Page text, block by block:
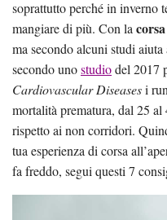
soprattutto perché in inverno
mangiare di più. Con la
ma secondo alcuni studi
secondo unostudiodel 2017
Cardiovascular Diseasesi
mortalità prematura, dal 25
rispetto ai non corridori.
tua esperienza di corsa
fa freddo, segui questi 7